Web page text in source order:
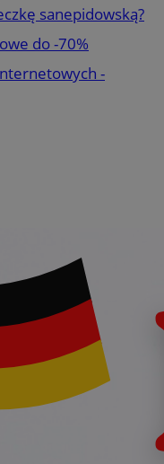
sanepidowską?
do -70%
-